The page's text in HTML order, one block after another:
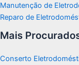
Manutenção de
Reparo de
Mais
Conserto